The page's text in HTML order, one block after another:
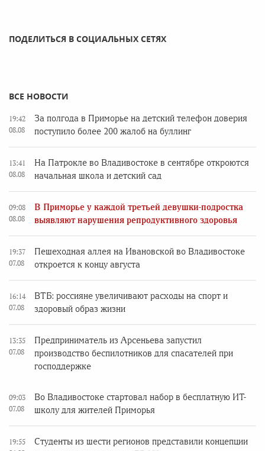
ПОДЕЛИТЬСЯ В СОЦИАЛЬНЫХ СЕТЯХ
ВСЕ НОВОСТИ
19:42
08.08
За полгода в Приморье на детский телефон доверия
поступило более 200 жалоб на буллинг
13:41
08.08
На Патрокле во Владивостоке в сентябре откроются
начальная школа и детский сад
09:08
08.08
В Приморье у каждой третьей девушки-подростка
выявляют нарушения репродуктивного здоровья
19:37
07.08
Пешеходная аллея на Ивановской во Владивостоке
откроется к концу августа
16:14
07.08
ВТБ: россияне увеличивают расходы на спорт и
здоровый образ жизни
13:35
07.08
Предприниматель из Арсеньева запустил
производство беспилотников для спасателей при
господдержке
09:03
07.08
Во Владивостоке стартовал набор в бесплатную ИТ-
школу для жителей Приморья
19:55
Студенты из шести регионов представили концепции